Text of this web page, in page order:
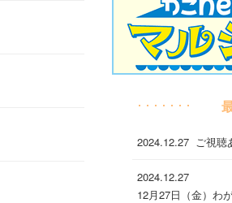
2024.12.27 ご視聴
2024.12.27
12月27日（金）わ